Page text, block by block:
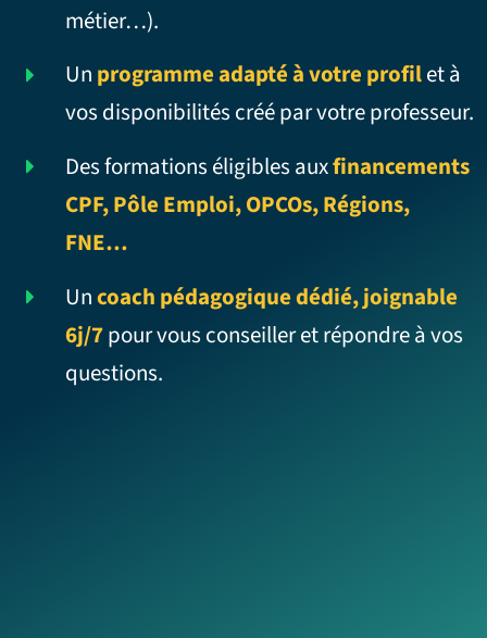
métier…).
Un programme adapté à votre profilet à
vos disponibilités créé par votre professeur.
Des formations éligibles auxfinancements
CPF, Pôle Emploi, OPCOs, Régions,
FNE…
Uncoach pédagogique dédié, joignable
6j/7pour vous conseiller et répondre à vos
questions.